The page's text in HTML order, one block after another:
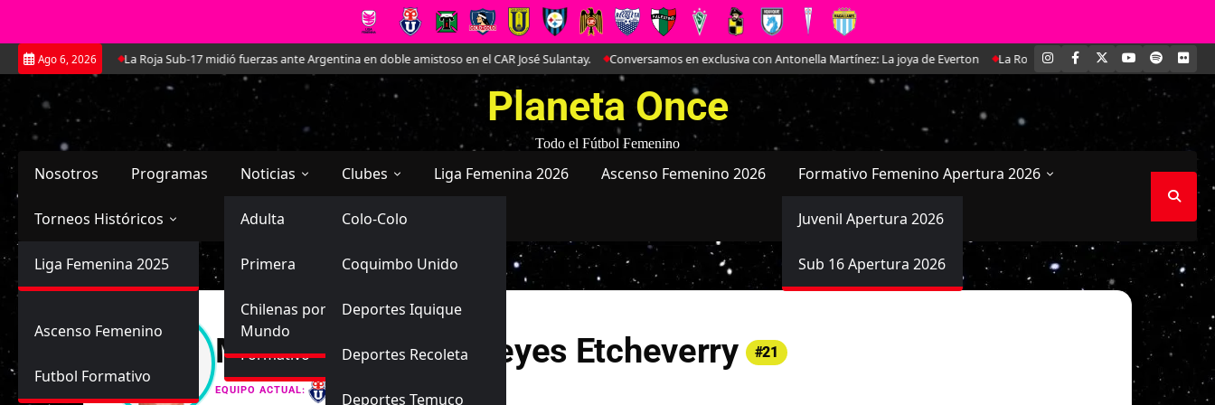
Saltar
al
contenido
Ago 6, 2026La Roja Sub-17 midió fuerzas ante Argentina en doble amistoso en el CAR José Sulantay. Conversamos en exclusiva con Antonella Martínez: La joya de Everton La Roja Femenina Sub-17 enfrentará a
INSTAGRAM
FACEBOOK YOUTUBE
SPOTIFY
Planeta Once
Todo el Fútbol Femenino
Nosotros Programas Noticias
Selección Chilena
Adulta
Sub-20
Sub-17
Futbol Nacional
Primera
Ascenso
Formativo
Futbol Internacional
Chilenas por el
Mundo
Clubes
Primera
Colo-Colo
Coquimbo Unido
Deportes Iquique
Deportes Recoleta
Deportes Temuco
Ascenso
Liga Femenina 2026 Ascenso Femenino 2026 Formativo Femenino Apertura 2026
Juvenil Apertura 2026
Sub 16 Apertura 2026
Torneos Históricos
Primera División
Femenina
Liga Femenina 2025
Ascenso Femenino
Futbol Formativo
Maya Guadalupe Reyes Etcheverry #21
EQUIPO ACTUAL: Universidad de Chile